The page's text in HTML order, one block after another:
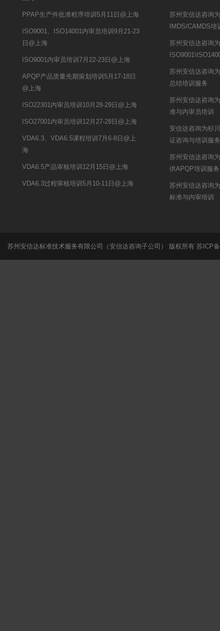
PPAP生产件批准程序培训5月11日@上海
ISO9001、ISO14001内审员培训9月21-23
日@上海
ISO9001内审员培训7月22-23日@上海
APQP产品质量先期策划培训5月17-18日
@上海
ISO22301内审员培训10月28-29日@上海
ISO27001内审员培训12月27-28日@上海
VDA6.3、VDA6.5课程培训7月6-8日@上
海
VDA6.5产品审核培训12月15日@上海
VDA6.3过程审核培训5月10-11日@上海
苏州安信达咨询
IMDS/CAMDS培
苏州安信达咨询
苏州安信达咨询
总结培训服务
苏州安信达咨询
准与内审员培训
安信达咨询为杉
证咨询与培训服务
苏州安信达咨询
供APQP培训服务
苏州安信达咨询
标准与内审培训
苏州安信达标准技术服务有限公司（安信达咨询子公司） 版权所有 苏ICP